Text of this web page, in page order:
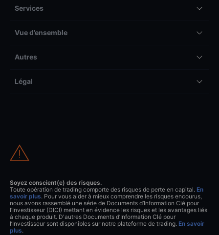
Services
Vue d’ensemble
Autres
Légal
Soyez conscient(e) des risques.
Toute opération de trading comporte des risques de perte en capital. En
savoir plus. Pour vous aider à mieux comprendre les risques encourus,
nous avons rassemblé une série de Documents d’Information Clé pour
l’Investisseur (DICI) mettant en évidence les risques et les avantages liés
à chaque produit. D'autres Documents d’Information Clé pour
l’Investisseur sont disponibles sur notre plateforme de trading. En savoir
plus.